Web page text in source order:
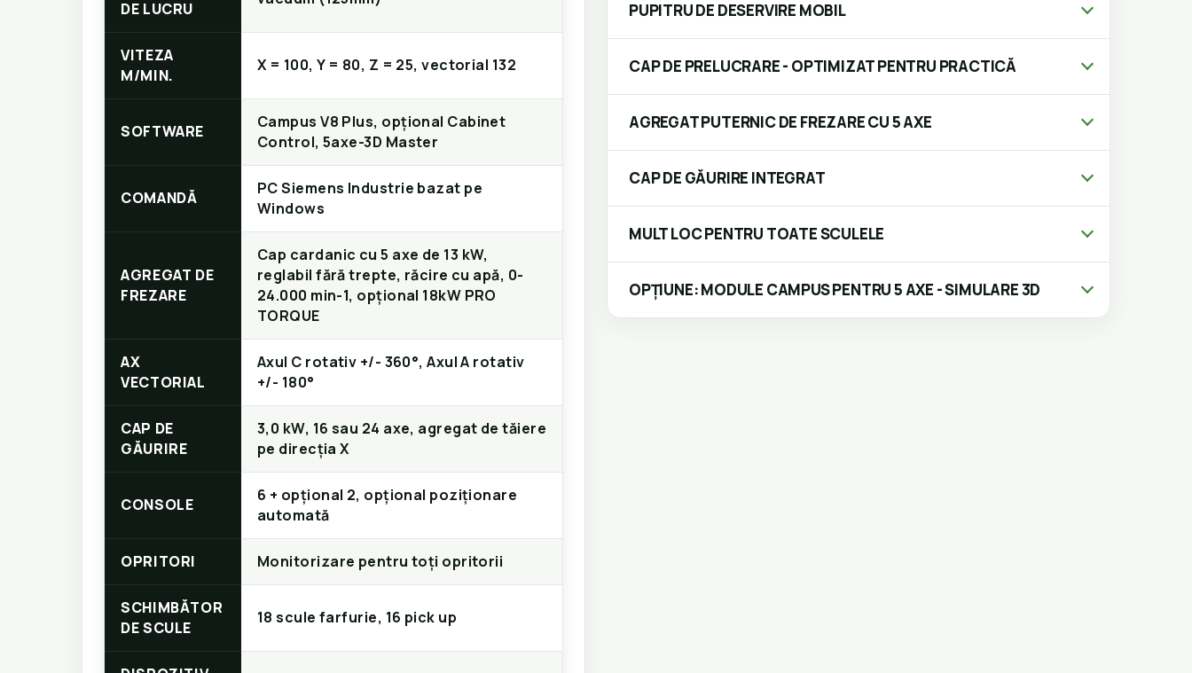
DE LUCRU
VITEZA
M/MIN.
X = 100, Y = 80, Z = 25, vectorial 132
SOFTWARE
Campus V8 Plus, opțional Cabinet
Control, 5axe-3D Master
COMANDĂ
PC Siemens Industrie bazat pe
Windows
AGREGAT DE
FREZARE
Cap cardanic cu 5 axe de 13 kW,
reglabil fără trepte, răcire cu apă, 0-
24.000 min-1, opțional 18kW PRO
TORQUE
AX
VECTORIAL
Axul C rotativ +/- 360°, Axul A rotativ
+/- 180°
CAP DE
GĂURIRE
3,0 kW, 16 sau 24 axe, agregat de tăiere
pe direcția X
CONSOLE
6 + opțional 2, opțional poziționare
automată
OPRITORI Monitorizare pentru toți opritorii
SCHIMBĂTOR
DE SCULE
18 scule farfurie, 16 pick up
PUPITRU DE DESERVIRE MOBIL
CAP DE PRELUCRARE - OPTIMIZAT PENTRU PRACTICĂ
AGREGAT PUTERNIC DE FREZARE CU 5 AXE
CAP DE GĂURIRE INTEGRAT
MULT LOC PENTRU TOATE SCULELE
OPȚIUNE: MODULE CAMPUS PENTRU 5 AXE - SIMULARE 3D